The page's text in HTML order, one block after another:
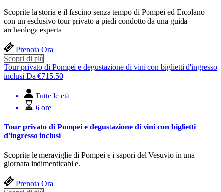
Scoprite la storia e il fascino senza tempo di Pompei ed Ercolano
con un esclusivo tour privato a piedi condotto da una guida
archeologa esperta.
Prenota Ora
Scopri di più
Tour privato di Pompei e degustazione di vini con biglietti d'ingresso
inclusi Da €715.50
Tutte le età
6 ore
Tour privato di Pompei e degustazione di vini con biglietti
d'ingresso inclusi
Scoprite le meraviglie di Pompei e i sapori del Vesuvio in una
giornata indimenticabile.
Prenota Ora